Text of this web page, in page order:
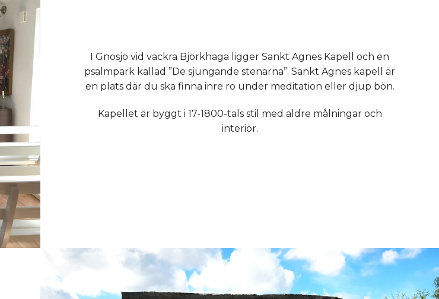
I Gnosjö vid vackra Björkhaga ligger Sankt Agnes Kapell och en
psalmpark kallad ”De sjungande stenarna”. Sankt Agnes kapell är
en plats där du ska finna inre ro under meditation eller djup bön.
Kapellet är byggt i 17-1800-tals stil med äldre målningar och
interiör.